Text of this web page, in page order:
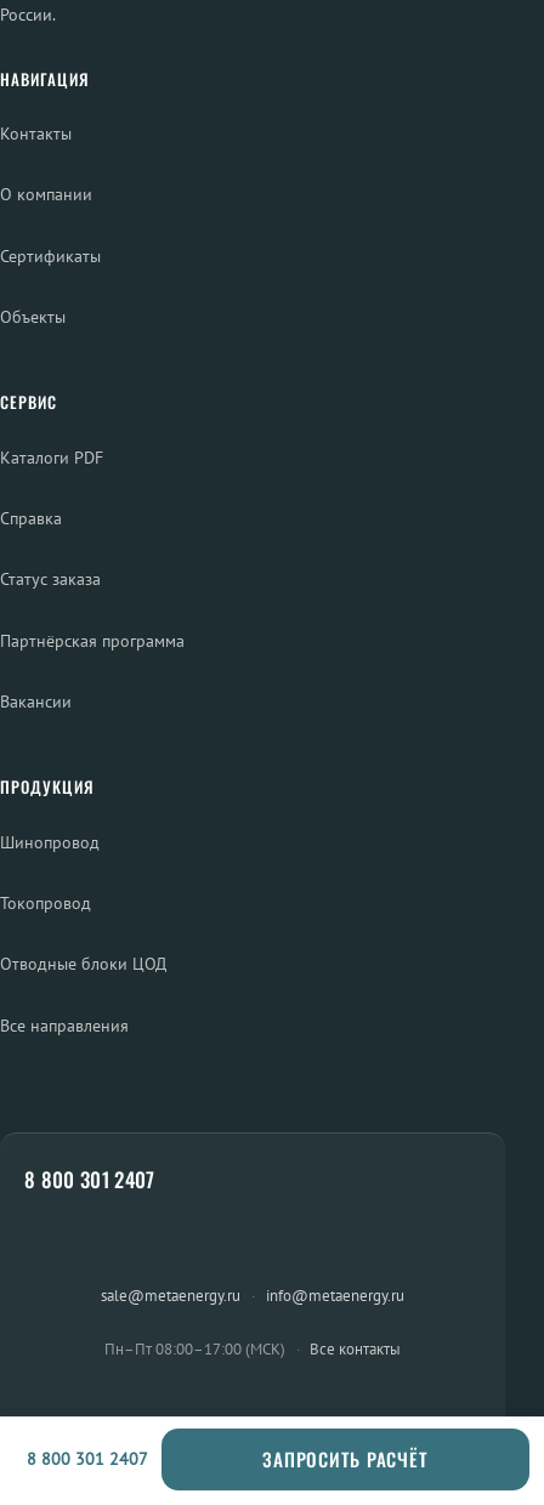
России.
НАВИГАЦИЯ
Контакты
О компании
Сертификаты
Объекты
СЕРВИС
Каталоги PDF
Справка
Статус заказа
Партнёрская программа
Вакансии
ПРОДУКЦИЯ
Шинопровод
Токопровод
Отводные блоки ЦОД
Все направления
8 800 301 2407
sale@metaenergy.ru · info@metaenergy.ru
Пн–Пт 08:00–17:00 (МСК) · Все контакты
ОСТАЛИСЬ ВОПРОСЫ?
8 800 301 2407 ЗАПРОСИТЬ РАСЧЁТ